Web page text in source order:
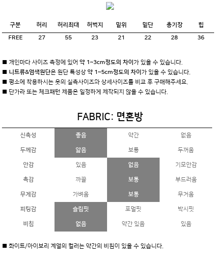
구분 허리 허리최대 허벅지 밑위 밑단 총기장
힙
FREE
27 55 23 21 22 28 36
■ 개인마다 사이즈 측정에 있어약 1~3cm정도의 차이가 있을 수 있습니다.
■ 니트류&염색원단은 원단 특성상약 1~5cm정도의 차이가 있을 수 있습니다.
■ 평소에 착용하시는 옷의 실측사이즈와 상세사이즈를 비교 후 구매해주세요.
■ 단가라 또는 체크패턴 제품은 일정하게 제작되지 않을 수 있습니다.
FABRIC: 면혼방
신축성 좋음 약간 없음
두께감 얇음 보통 두꺼움
안감 있음 없음 기모안감
촉감 까끌 보통 부드러움
무게감 가벼움 보통 무거움
피팅감 슬림핏 포멀핏 박시핏
비침 없음 약간 있음 있음
■ 화이트/아이보리 계열의 컬러는 약간의 비침이 있을 수 있습니다.